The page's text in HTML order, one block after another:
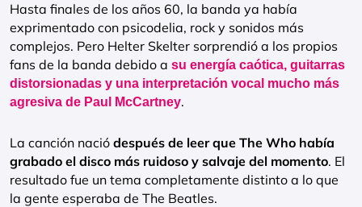
Hasta finales de los años 60, la banda ya había
exprimentado con psicodelia, rock y sonidos más
complejos. Pero Helter Skelter sorprendió a los propios
fans de la banda debido a su energía caótica, guitarras
distorsionadas y una interpretación vocal mucho más
agresiva de Paul McCartney.
La canción nació después de leer que The Who había
grabado el disco más ruidoso y salvaje del momento. El
resultado fue un tema completamente distinto a lo que
la gente esperaba de The Beatles.